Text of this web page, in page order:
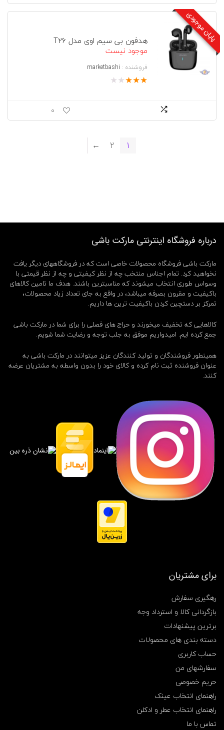
پایان موجودی هدفون بی سیم اوی مدل T26
موجود نیست
فروشنده : marketbashi
★
★
★
★
★
0
1
2
←
درباره فروشگاه اینترنتی مارکت باشی
مارکت باشی فروشگاه محصولات خاصی است که در فروشگاههای دیگر یافت
نخواهید کرد. تمام اجناس منتخب چه از نظر کیفیتی و چه از نظر قیمتی با
وسواس طوری انتخاب میشوند که مناسبترین باشند. هدف ما تامین کالاهای
باکیفیت و مقرون بصرفه میباشد، در واقع به جای تعداد زیاد محصولات،
تمرکز بر دستچین کردن باکیفیت ترین ها داریم.
کالاهایی که تخفیف میخورند و حراج های فصلی را برای شما در مارکت باشی
جمع کرده ایم. امیدواریم موفق به جلب توجه و رضایت شما شویم.
همینطور فروشندگان و تولید کنندگان عزیز میتوانند در مارکت باشی به
عنوان فروشنده ثبت نام کرده و کالای خود را بدون واسطه به مشتریان عرضه
کنند.
برای مشتریان
رهگیری سفارش
بازگردانی کالا و استرداد وجه
برترین پیشنهادات
دسته بندی های محصولات
حساب کاربری
سفارشهای من
حریم خصوصی
راهنمای انتخاب عینک
راهنمای انتخاب عطر و ادکلن
تماس با ما